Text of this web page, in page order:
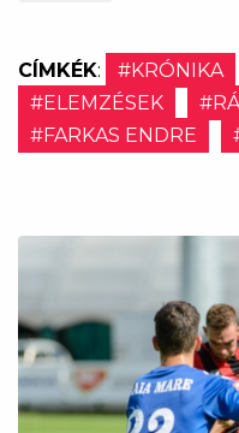
CÍMKÉK: #KRÓNIKA
#ELEMZÉSEK
#FARKAS ENDRE